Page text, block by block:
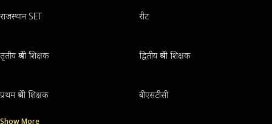
राजस्थान SET रीट
तृतीय श्रेणी शिक्षक द्वितीय श्रेणी शिक्षक
प्रथम श्रेणी शिक्षक बीएसटीसी
Show More